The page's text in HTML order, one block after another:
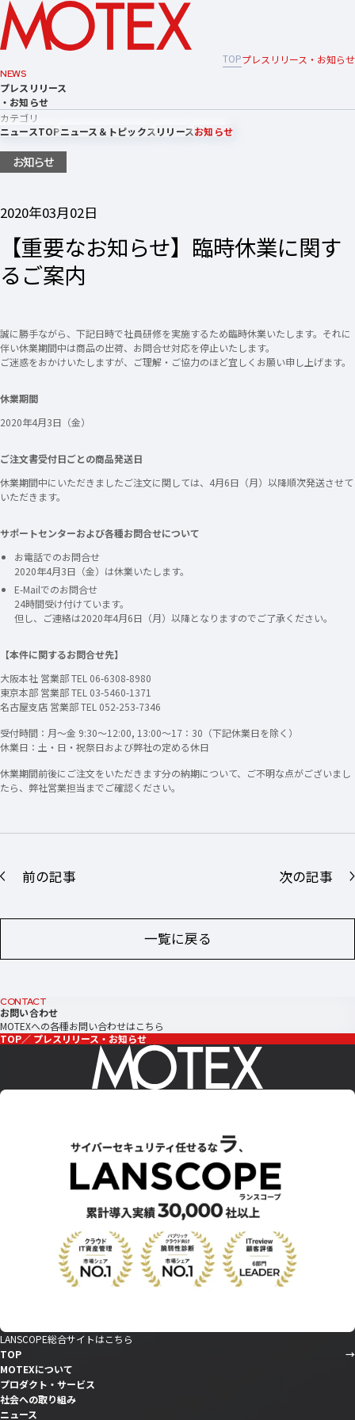
TOPプレスリリース・お知らせ
NEWS
プレスリリース
・お知らせ
カテゴリ
ニュースTOPニュース＆トピックスリリースお知らせ
お知らせ
2020年03月02日
【重要なお知らせ】臨時休業に関す
るご案内
誠に勝手ながら、下記日時で社員研修を実施するため臨時休業いたします。それに
伴い休業期間中は商品の出荷、お問合せ対応を停止いたします。
ご迷惑をおかけいたしますが、ご理解・ご協力のほど宜しくお願い申し上げます。
休業期間
2020年4月3日（金）
ご注文書受付日ごとの商品発送日
休業期間中にいただきましたご注文に関しては、4月6日（月）以降順次発送させて
いただきます。
サポートセンターおよび各種お問合せについて
お電話でのお問合せ
2020年4月3日（金）は休業いたします。
E-Mailでのお問合せ
24時間受け付けています。
但し、ご連絡は2020年4月6日（月）以降となりますのでご了承ください。
【本件に関するお問合せ先】
大阪本社 営業部 TEL 06-6308-8980
東京本部 営業部 TEL 03-5460-1371
名古屋支店 営業部 TEL 052-253-7346
受付時間：月～金 9:30～12:00, 13:00～17：30（下記休業日を除く）
休業日：土・日・祝祭日および弊社の定める休日
休業期間前後にご注文をいただきます分の納期について、ご不明な点がございまし
たら、弊社営業担当までご確認ください。
前の記事
一覧に戻る
次の記事
CONTACT
お問い合わせ
MOTEXへの各種お問い合わせはこちら
TOP
プレスリリース・お知らせ
LANSCOPE総合サイトはこちら
TOP
MOTEXについて
プロダクト・サービス
社会への取り組み
ニュース